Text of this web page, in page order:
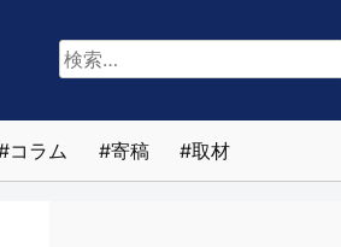
検
索:
コラム 寄稿 取材